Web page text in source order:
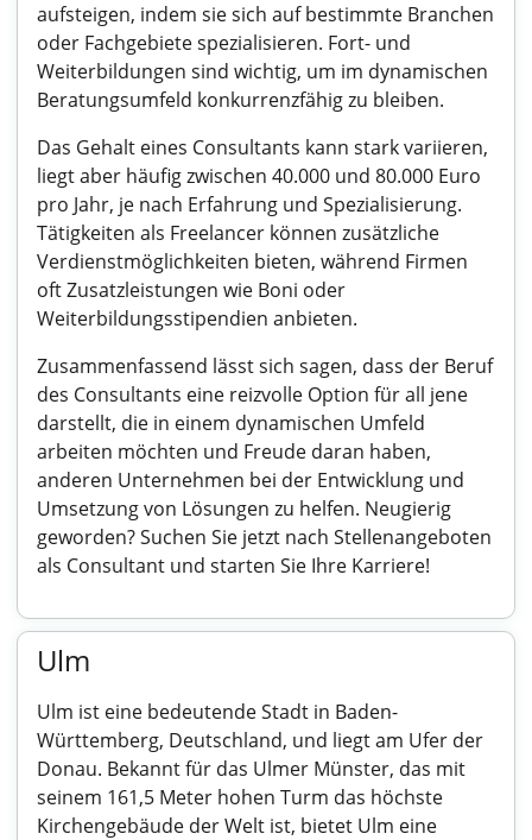
aufsteigen, indem sie sich auf bestimmte Branchen
oder Fachgebiete spezialisieren. Fort- und
Weiterbildungen sind wichtig, um im dynamischen
Beratungsumfeld konkurrenzfähig zu bleiben.
Das Gehalt eines Consultants kann stark variieren,
liegt aber häufig zwischen 40.000 und 80.000 Euro
pro Jahr, je nach Erfahrung und Spezialisierung.
Tätigkeiten als Freelancer können zusätzliche
Verdienstmöglichkeiten bieten, während Firmen
oft Zusatzleistungen wie Boni oder
Weiterbildungsstipendien anbieten.
Zusammenfassend lässt sich sagen, dass der Beruf
des Consultants eine reizvolle Option für all jene
darstellt, die in einem dynamischen Umfeld
arbeiten möchten und Freude daran haben,
anderen Unternehmen bei der Entwicklung und
Umsetzung von Lösungen zu helfen. Neugierig
geworden? Suchen Sie jetzt nach Stellenangeboten
als Consultant und starten Sie Ihre Karriere!
Ulm
Ulm ist eine bedeutende Stadt in Baden-
Württemberg, Deutschland, und liegt am Ufer der
Donau. Bekannt für das Ulmer Münster, das mit
seinem 161,5 Meter hohen Turm das höchste
Kirchengebäude der Welt ist, bietet Ulm eine